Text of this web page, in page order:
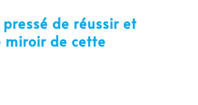
de réussir et
miroir de cette